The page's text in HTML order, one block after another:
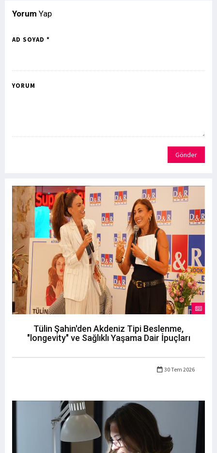
Yorum Yap
AD SOYAD *
YORUM
Gönder
Tülin Şahin'den Akdeniz Tipi Beslenme,
"longevity" ve Sağlıklı Yaşama Dair İpuçları
30 Tem 2026